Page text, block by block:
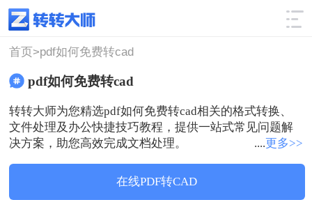
使用技巧 筛选
首页>pdf如何免费转cad
pdf如何免费转cad
转转大师为您精选pdf如何免费转cad相关的格式转换、
文件处理及办公快捷技巧教程，提供一站式常见问题解
决方案，助您高效完成文档处理。
....更多>>
在线PDF转CAD